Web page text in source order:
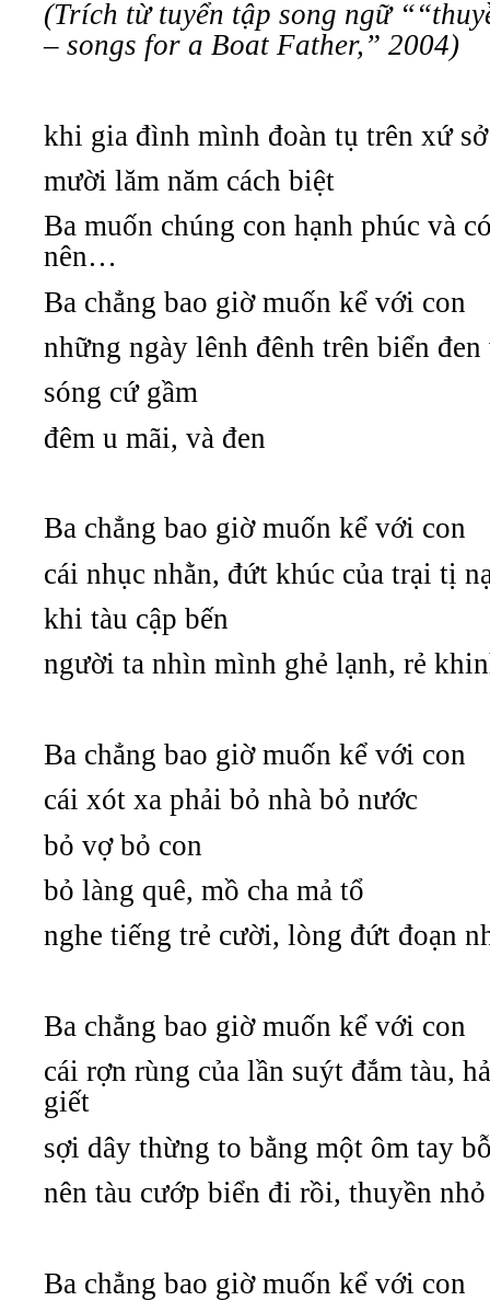
(Trích từ tuyển tập song ngữ
– songs for a Boat Father,” 2004)
khi gia đình mình đoàn tụ trên xứ
mười lăm năm cách biệt
Ba muốn chúng con hạnh phúc và
nên…
Ba chẳng bao giờ muốn kể với con
những ngày lênh đênh trên biển
sóng cứ gầm
đêm u mãi, và đen
Ba chẳng bao giờ muốn kể với con
cái nhục nhằn, đứt khúc của trại tị
khi tàu cập bến
người ta nhìn mình ghẻ lạnh, rẻ
Ba chẳng bao giờ muốn kể với con
cái xót xa phải bỏ nhà bỏ nước
bỏ vợ bỏ con
bỏ làng quê, mồ cha mả tổ
nghe tiếng trẻ cười, lòng đứt đoạn
Ba chẳng bao giờ muốn kể với con
cái rợn rùng của lần suýt đắm tàu,
giết
sợi dây thừng to bằng một ôm tay
nên tàu cướp biển đi rồi, thuyền
Ba chẳng bao giờ muốn kể với con